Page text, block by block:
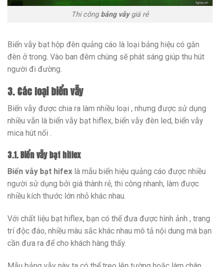
Thi côngbảng vẫygiá rẻ
Biển vẫy bạt hộp đèn quảng cáo là loại bảng hiệu có gắn
đèn ở trong. Vào ban đêm chúng sẽ phát sáng giúp thu hút
người đi đường.
3. Các loại biển vẫy
Biển vẫy được chia ra làm nhiều loại , nhưng được sử dụng
nhiều vẫn là biển vẫy bạt hiflex, biển vẫy đèn led, biển vẫy
mica hút nổi .
3.1. Biển vẫy bạt hiflex
Biển vẫy bạt hifex là mẫu biển hiệu quảng cáo được nhiều
người sử dụng bởi giá thành rẻ, thi công nhanh, làm được
nhiều kích thước lớn nhỏ khác nhau.
Với chất liệu bạt hiflex, bạn có thể đưa được hình ảnh , trang
trí độc đáo, nhiều màu sắc khác nhau mô tả nội dung mà bạn
cần đưa ra để cho khách hàng thấy.